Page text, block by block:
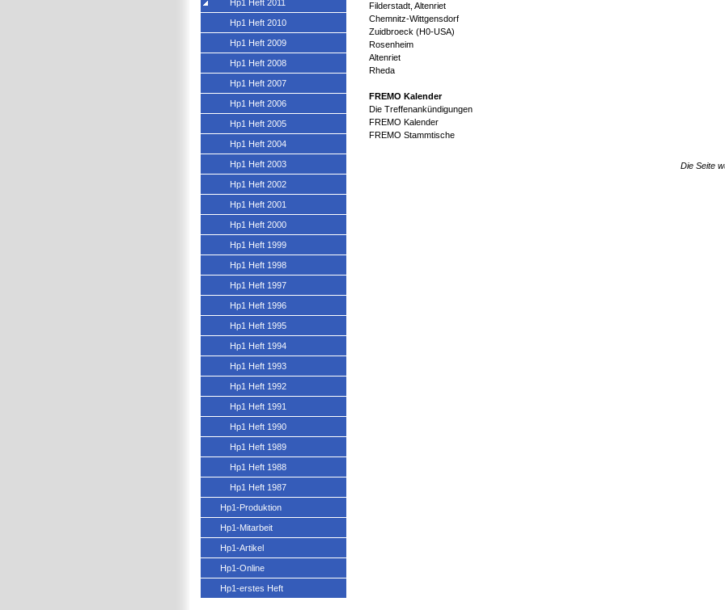
Filderstadt, Altenriet
Chemnitz-Wittgensdorf
Zuidbroeck (H0-USA)
Rosenheim
Altenriet
Rheda
FREMO Kalender
Die Treffenankündigungen
FREMO Kalender
FREMO Stammtische
Die Seite
Hp1 Heft 2011
Hp1 Heft 2010
Hp1 Heft 2009
Hp1 Heft 2008
Hp1 Heft 2007
Hp1 Heft 2006
Hp1 Heft 2005
Hp1 Heft 2004
Hp1 Heft 2003
Hp1 Heft 2002
Hp1 Heft 2001
Hp1 Heft 2000
Hp1 Heft 1999
Hp1 Heft 1998
Hp1 Heft 1997
Hp1 Heft 1996
Hp1 Heft 1995
Hp1 Heft 1994
Hp1 Heft 1993
Hp1 Heft 1992
Hp1 Heft 1991
Hp1 Heft 1990
Hp1 Heft 1989
Hp1 Heft 1988
Hp1 Heft 1987
Hp1-Produktion
Hp1-Mitarbeit
Hp1-Artikel
Hp1-Online
Hp1-erstes Heft